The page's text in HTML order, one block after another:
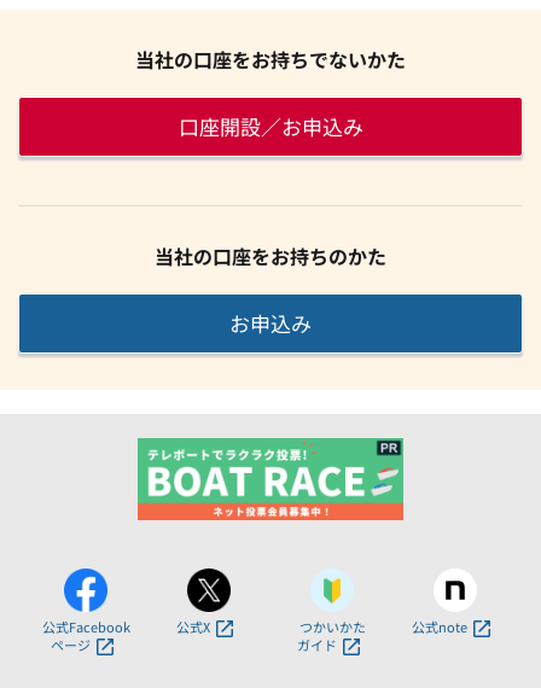
当社の口座をお持ちでないかた
口座開設／お申込み
当社の口座をお持ちのかた
お申込み
公式Facebook
ページ
公式X
つかいかた
ガイド
公式note